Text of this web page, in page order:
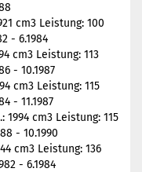
cm3 Leistung: 100
- 6.1984
cm3 Leistung: 113
- 10.1987
cm3 Leistung: 115
- 11.1987
1994 cm3 Leistung: 115
- 10.1990
cm3 Leistung: 136
- 6.1984